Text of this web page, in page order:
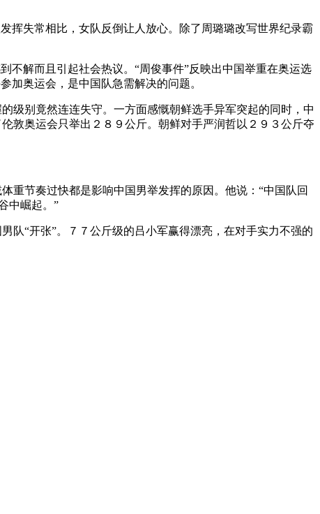
挥失常相比，女队反倒让人放心。除了周璐璐改写世界纪录霸
解而且引起社会热议。“周俊事件”反映出中国举重在奥运选
加奥运会，是中国队急需解决的问题。
级别竟然连连失守。一方面感慨朝鲜选手异军突起的同时，中
敦奥运会只举出２８９公斤。朝鲜对手严润哲以２９３公斤夺
重节奏过快都是影响中国男举发挥的原因。他说：“中国队回
中崛起。”
队“开张”。７７公斤级的吕小军赢得漂亮，在对手实力不强的